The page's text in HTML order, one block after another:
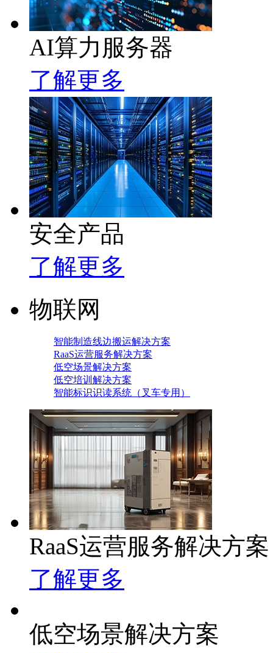
AI算力服务器
了解更多
安全产品
了解更多
物联网
智能制造线边搬运解决方案
RaaS运营服务解决方案
低空场景解决方案
低空培训解决方案
智能标识识读系统（叉车专用）
RaaS运营服务解决方案
了解更多
低空场景解决方案